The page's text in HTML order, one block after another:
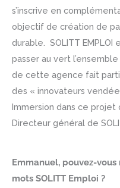
s’inscrive en
objectif de création de
durable. SOLITT
passer au vert
de cette agence fait
des « innovateurs
Immersion dans ce projet
Directeur général de
Emmanuel, pouvez-
mots SOLITT Emploi ?